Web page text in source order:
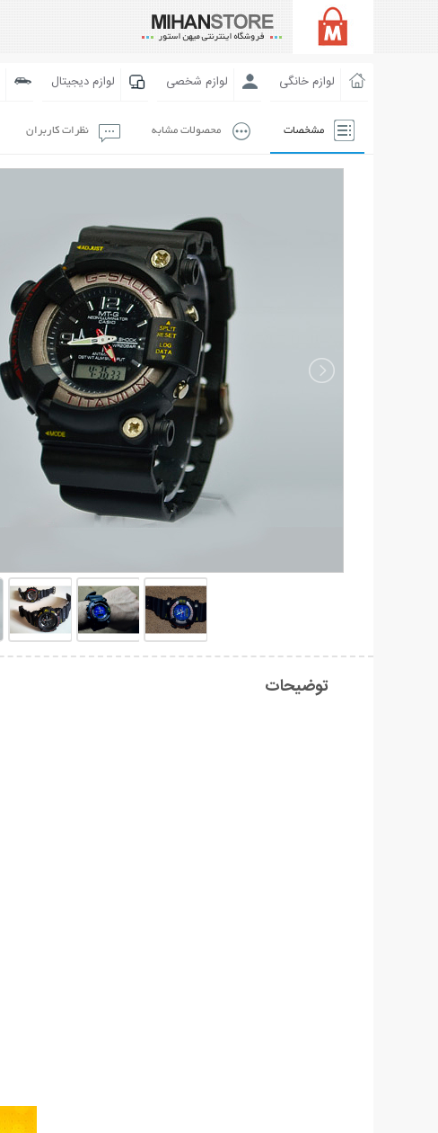
لوازم خانگی لوازم شخصی لوازم دیجیتال
مشخصات محصولات مشابه نظرات کاربران
توضیحات